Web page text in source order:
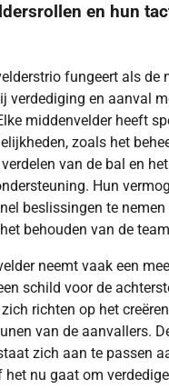
en hun
fungeert als de
verdediging en aanval
middenvelder heeft
zoals het
van de bal en
Hun
beslissingen te nemen
behouden van de
neemt vaak een
schild voor de
richten op het
van de aanvallers.
zich aan te passen
het nu gaat om